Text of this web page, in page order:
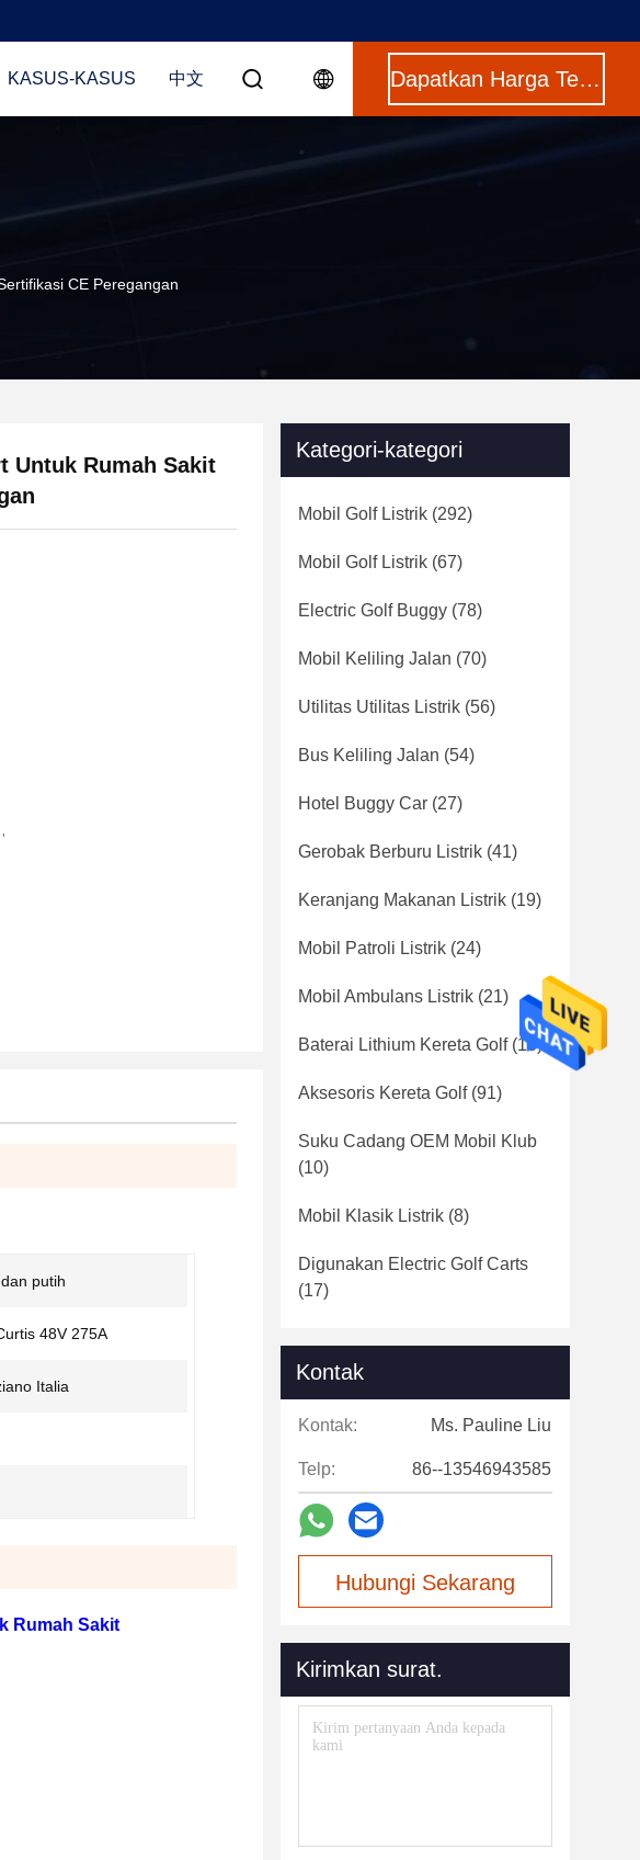
KASUS-KASUS 中文 Dapatkan Harga Terbaik
CE Peregangan
Untuk Rumah Sakit
putih
48V 275A
Italia
Rumah Sakit
Kategori-kategori
Mobil Golf Listrik (292)
Mobil Golf Listrik (67)
Electric Golf Buggy (78)
Mobil Keliling Jalan (70)
Utilitas Utilitas Listrik (56)
Bus Keliling Jalan (54)
Hotel Buggy Car (27)
Gerobak Berburu Listrik (41)
Keranjang Makanan Listrik (19)
Mobil Patroli Listrik (24)
Mobil Ambulans Listrik (21)
Baterai Lithium Kereta Golf(16)
Aksesoris Kereta Golf(91)
Suku Cadang OEM Mobil Klub
(10)
Mobil Klasik Listrik (8)
Digunakan Electric Golf Carts
(17)
Kontak
Kontak: Ms. Pauline Liu
Telp: 86--13546943585
Hubungi Sekarang
Kirimkan surat.